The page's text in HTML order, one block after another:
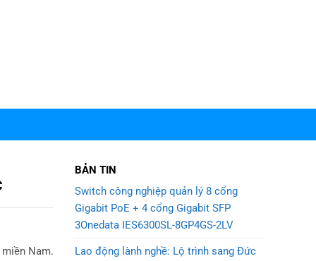
Nam.
BẢN TIN
Switch công nghiệp quản lý 8 cổng
Gigabit PoE + 4 cổng Gigabit SFP
3Onedata IES6300SL-8GP4GS-2LV
Lao động lành nghề: Lộ trình sang Đức